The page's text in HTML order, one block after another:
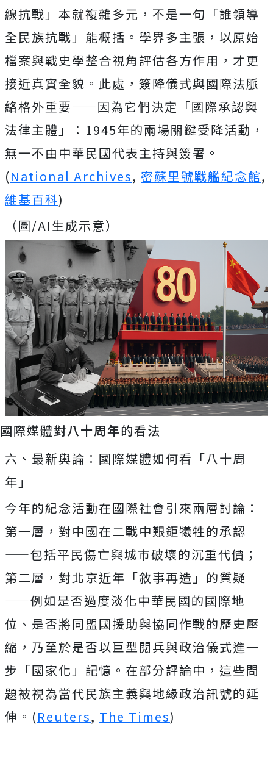
線抗戰」本就複雜多元，不是一句「誰領導
全民族抗戰」能概括。學界多主張，以原始
檔案與戰史學整合視角評估各方作用，才更
接近真實全貌。此處，簽降儀式與國際法脈
絡格外重要——因為它們決定「國際承認與
法律主體」：1945年的兩場關鍵受降活動，
無一不由中華民國代表主持與簽署。
(National Archives, 密蘇里號戰艦紀念館,
維基百科)
（圖/AI生成示意）
國際媒體對八十周年的看法
六、最新輿論：國際媒體如何看「八十周
年」
今年的紀念活動在國際社會引來兩層討論：
第一層，對中國在二戰中艱鉅犧牲的承認
——包括平民傷亡與城市破壞的沉重代價；
第二層，對北京近年「敘事再造」的質疑
——例如是否過度淡化中華民國的國際地
位、是否將同盟國援助與協同作戰的歷史壓
縮，乃至於是否以巨型閱兵與政治儀式進一
步「國家化」記憶。在部分評論中，這些問
題被視為當代民族主義與地緣政治訊號的延
伸。(Reuters, The Times)